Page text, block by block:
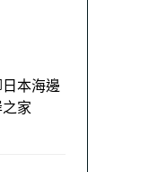
本海邊
家